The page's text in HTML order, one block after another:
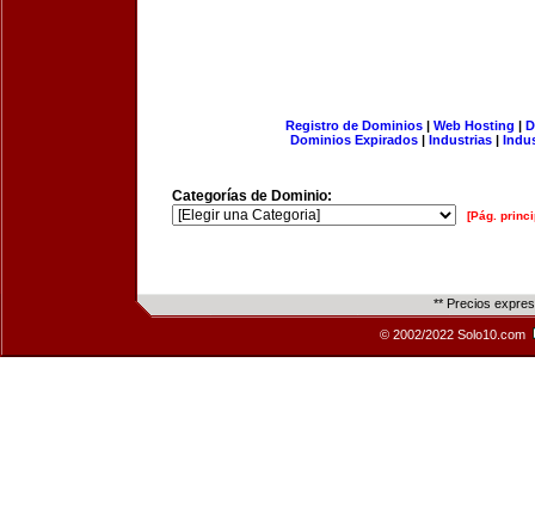
Registro de Dominios| Web Hosting |
Dominios Expirados | Industrias |
Categorías de Dominio:
[Pág.
** Precios
© 2002/2022 Solo10.com